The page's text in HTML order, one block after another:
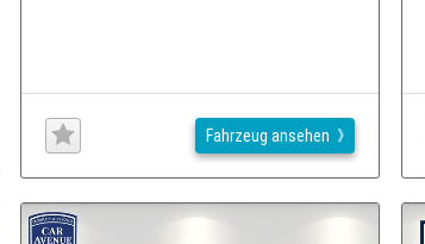
Fahrzeug ansehen